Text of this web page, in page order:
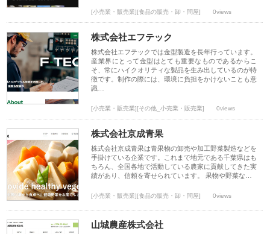
[小売業・販売業][食品の販売・卸・問屋] 0views
株式会社エフテック
株式会社エフテックでは金型製造を長年行っています。
産業界にとって金型はとても重要なものであるからこ
そ、常にハイクオリティな製品を生み出しているのが特
徴です。制作の際には、環境に負担をかけないことも意
識…
[小売業・販売業][その他_小売業・販売業] 0views
株式会社京成青果
株式会社京成青果は青果物の卸売や加工野菜製造などを
手掛けている企業です。これまで地元である千葉県はも
ちろん、全国各地で活動している農家に貢献してきた実
績があり、信頼を寄せられています。 果物や野菜な…
[小売業・販売業][食品の販売・卸・問屋] 0views
山城農産株式会社